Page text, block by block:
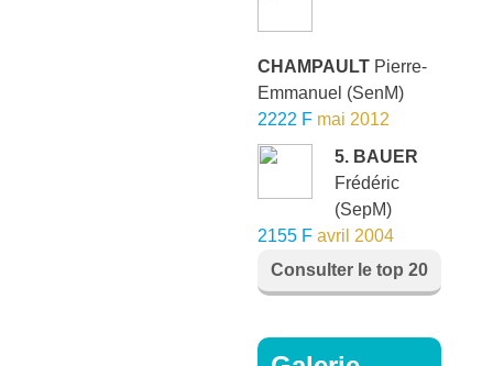
CHAMPAULT Pierre-
Emmanuel (SenM)
2222 F mai 2012
5. BAUER
Frédéric
(SepM)
2155 F avril 2004
Consulter le top 20